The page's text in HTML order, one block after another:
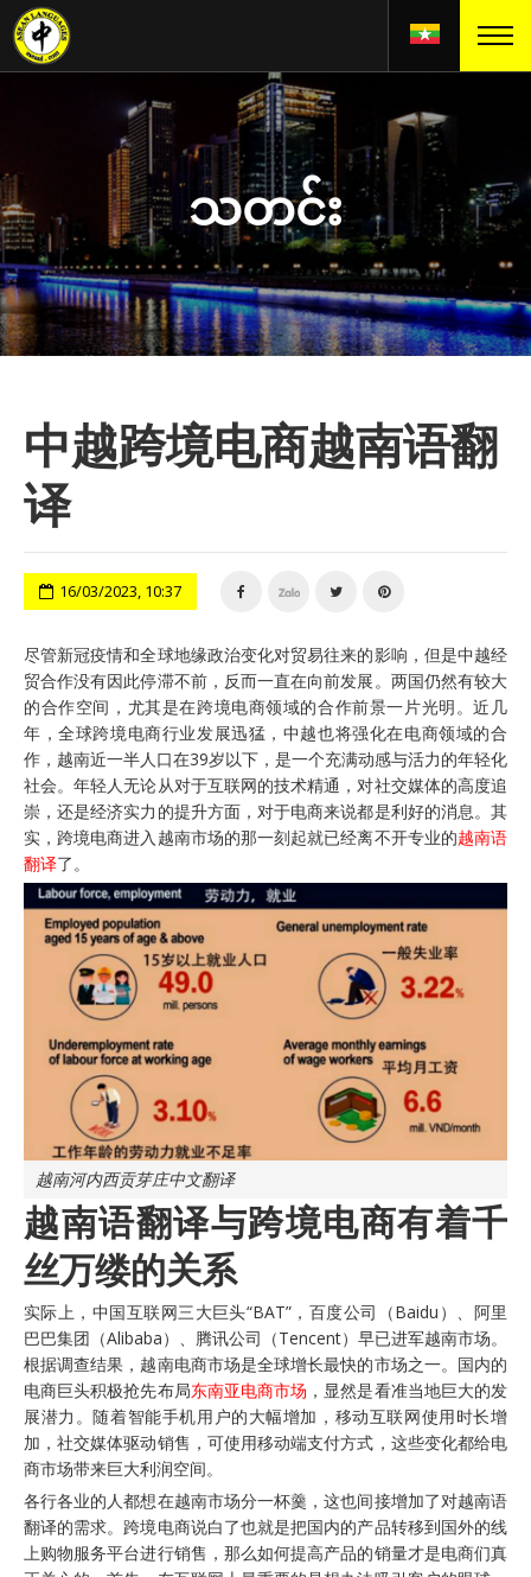
သတင်း
中越跨境电商越南语翻
译
16/03/2023, 10:37
尽管新冠疫情和全球地缘政治变化对贸易往来的影响，但是中越经
贸合作没有因此停滞不前，反而一直在向前发展。两国仍然有较大
的合作空间，尤其是在跨境电商领域的合作前景一片光明。近几
年，全球跨境电商行业发展迅猛，中越也将强化在电商领域的合
作，越南近一半人口在39岁以下，是一个充满动感与活力的年轻化
社会。年轻人无论从对于互联网的技术精通，对社交媒体的高度追
崇，还是经济实力的提升方面，对于电商来说都是利好的消息。其
实，跨境电商进入越南市场的那一刻起就已经离不开专业的越南语
翻译了。
越南河内西贡芽庄中文翻译
越南语翻译与跨境电商有着千
丝万缕的关系
实际上，中国互联网三大巨头“BAT”，百度公司（Baidu）、阿里
巴巴集团（Alibaba）、腾讯公司（Tencent）早已进军越南市场。
根据调查结果，越南电商市场是全球增长最快的市场之一。国内的
电商巨头积极抢先布局东南亚电商市场 ，显然是看准当地巨大的发
展潜力。随着智能手机用户的大幅增加，移动互联网使用时长增
加，社交媒体驱动销售，可使用移动端支付方式，这些变化都给电
商市场带来巨大利润空间。
各行各业的人都想在越南市场分一杯羹，这也间接增加了对越南语
翻译的需求。跨境电商说白了也就是把国内的产品转移到国外的线
上购物服务平台进行销售，那么如何提高产品的销量才是电商们真